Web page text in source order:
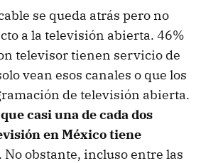
se queda atrás pero no
a la televisión abierta. 46%
televisor tienen servicio de
vean esos canales o que los
de televisión abierta.
casi una de cada dos
en México tiene
. No obstante, incluso entre las